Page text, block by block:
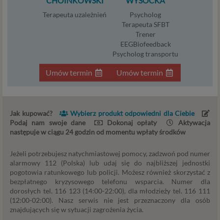
Terapeuta uzależnień
Umów termin
Psycholog
Terapeuta SFBT
Trener
EEGBiofeedback
Psycholog transportu
Umów termin
Jak kupować?
Wybierz produkt odpowiedni dla Ciebie
Podaj nam swoje dane
Dokonaj opłaty
Aktywacja
następuje w ciągu 24 godzin od momentu wpłaty środków
Jeżeli potrzebujesz natychmiastowej pomocy, zadzwoń pod numer
alarmowy 112 (Polska) lub udaj się do najbliższej jednostki
pogotowia ratunkowego lub policji. Możesz również skorzystać z
bezpłatnego kryzysowego telefonu wsparcia. Numer dla
dorosłych tel. 116 123 (14:00-22:00), dla młodzieży tel. 116 111
(12:00-02:00). Nasz serwis nie jest przeznaczony dla osób
znajdujących się w sytuacji zagrożenia życia.
profilu tego konta). Bez tej możliwości nie bylibyśmy
w stanie zapewnić Ci usługi, a Ty nie mógłbyś z niej
Niezbędność przetwarzania do celów wynikających
z prawnie uzasadnionych interesów realizowanych
przez administratora lub przez stronę trzecią. Ta
podstawa przetwarzania danych dotyczy
przypadków, gdy ich przetwarzanie jest
zapewnienia bezpieczeństwa usługi (np.
sprawdzenie, czy do Twojego konta nie loguje się
nieuprawniona osoba), dokonanie pomiarów
dopasowania ich do potrzeb i wygody
użytkowników (np. personalizowanie treści w
usługach) jak również prowadzenie marketingu i
promocji własnych usług administratora
Psychorada.pl w serwisie administratora (np. jeśli
interesujesz się psychologią dziecka i oglądasz